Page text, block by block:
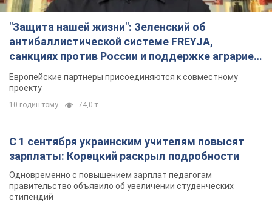
"Защита нашей жизни": Зеленский об
антибаллистической системе FREYJA,
санкциях против России и поддержке аграриев.
Видео
Европейские партнеры присоединяются к совместному
проекту
10 годин тому 74,0 т.
С 1 сентября украинским учителям повысят
зарплаты: Корецкий раскрыл подробности
Одновременно с повышением зарплат педагогам
правительство объявило об увеличении студенческих
стипендий